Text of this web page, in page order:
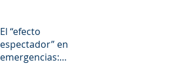
El “efecto
espectador” en
emergencias: